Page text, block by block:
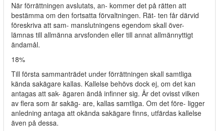
När förrättningen avslutats, an- kommer det på rätten att
bestämma om den fortsatta förvaltningen. Rät- ten får därvid
föreskriva att sam- manslutningens egendom skall över-
lämnas till allmänna arvsfonden eller till annat allmännyttigt
ändamål.
18%
Till första sammanträdet under förrättningen skall samtliga
kända sakägare kallas. Kallelse behövs dock ej, om det kan
antagas att sak- ägaren ändå infinner sig. Är det ovisst vilken
av flera som är sakäg- are, kallas samtliga. Om det före- ligger
anledning antaga att okända sakägare finns, utfärdas kallelse
även på dessa.